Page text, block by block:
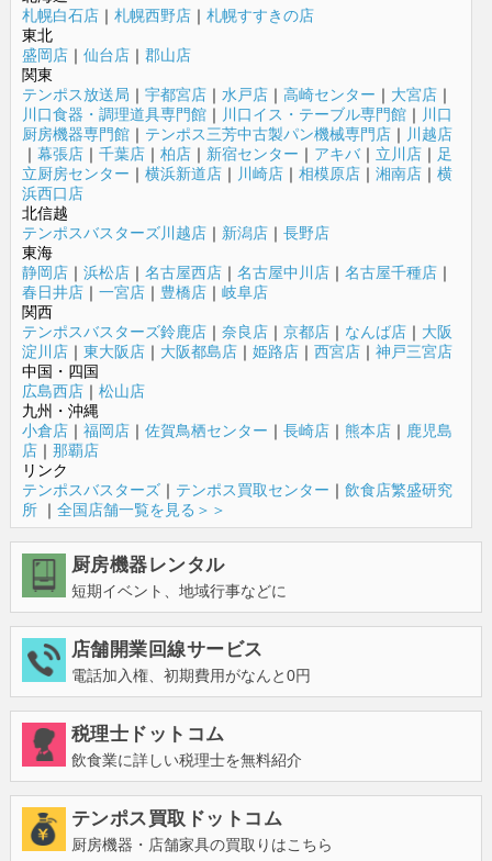
札幌白石店｜ 札幌西野店｜ 札幌すすきの店
東北
盛岡店｜ 仙台店｜ 郡山店
関東
テンポス放送局 ｜ 宇都宮店｜ 水戸店｜ 高崎センター ｜ 大宮店｜
川口食器・調理道具専門館｜ 川口イス・テーブル専門館｜ 川口
厨房機器専門館｜ テンポス三芳中古製パン機械専門店｜ 川越店
｜ 幕張店｜ 千葉店｜ 柏店｜ 新宿センター ｜ アキバ｜ 立川店｜ 足
立厨房センター ｜ 横浜新道店｜ 川崎店｜ 相模原店｜ 湘南店｜ 横
浜西口店
北信越
テンポスバスターズ川越店｜ 新潟店｜ 長野店
東海
静岡店｜ 浜松店｜ 名古屋西店｜ 名古屋中川店｜ 名古屋千種店｜
春日井店｜ 一宮店｜ 豊橋店｜ 岐阜店
関西
テンポスバスターズ鈴鹿店｜ 奈良店｜ 京都店｜ なんば店｜ 大阪
淀川店｜ 東大阪店｜ 大阪都島店｜ 姫路店｜ 西宮店｜ 神戸三宮店
中国・四国
広島西店｜ 松山店
九州・沖縄
小倉店｜ 福岡店｜ 佐賀鳥栖センター ｜ 長崎店｜ 熊本店｜ 鹿児島
店｜ 那覇店
リンク
テンポスバスターズ｜ テンポス買取センター ｜ 飲食店繁盛研究
所｜ 全国店舗一覧を見る＞＞
厨房機器レンタル
短期イベント、地域行事などに
店舗開業回線サービス
電話加入権、初期費用がなんと0円
税理士ドットコム
飲食業に詳しい税理士を無料紹介
テンポス買取ドットコム
厨房機器・店舗家具の買取りはこちら